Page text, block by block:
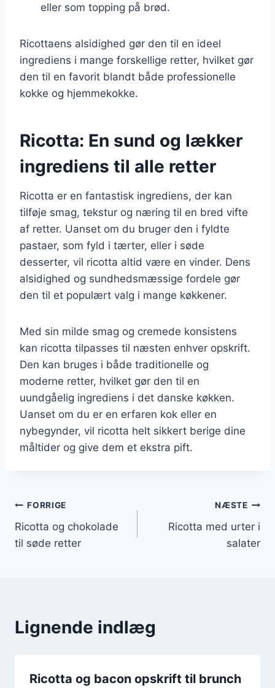
eller som topping på brød.
Ricottaens alsidighed gør den til en ideel
ingrediens i mange forskellige retter, hvilket gør
den til en favorit blandt både professionelle
kokke og hjemmekokke.
Ricotta: En sund og lækker
ingrediens til alle retter
Ricotta er en fantastisk ingrediens, der kan
tilføje smag, tekstur og næring til en bred vifte
af retter. Uanset om du bruger den i fyldte
pastaer, som fyld i tærter, eller i søde
desserter, vil ricotta altid være en vinder. Dens
alsidighed og sundhedsmæssige fordele gør
den til et populært valg i mange køkkener.
Med sin milde smag og cremede konsistens
kan ricotta tilpasses til næsten enhver opskrift.
Den kan bruges i både traditionelle og
moderne retter, hvilket gør den til en
uundgåelig ingrediens i det danske køkken.
Uanset om du er en erfaren kok eller en
nybegynder, vil ricotta helt sikkert berige dine
måltider og give dem et ekstra pift.
Indlægsnavigation
FORRIGE
Ricotta og chokolade
til søde retter
NÆSTE
Ricotta med urter i
salater
Lignende indlæg
Ricotta og bacon opskrift til brunch